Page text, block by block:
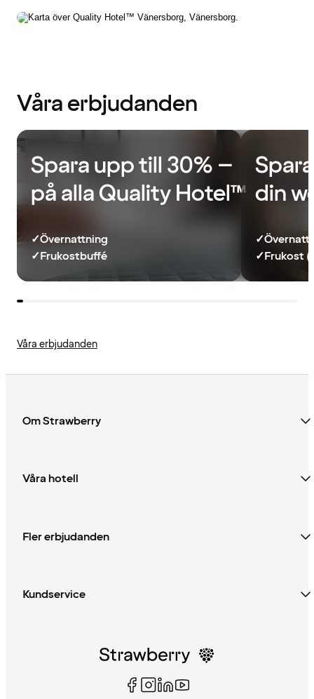
Våra erbjudanden
Spara upp till 30% –
på alla Quality Hotel™
✓Övernattning
✓Frukostbuffé
din
✓
✓Frukost
Våra erbjudanden
Om Strawberry
Våra hotell
Fler erbjudanden
Kundservice